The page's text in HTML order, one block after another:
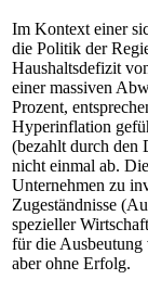
Im Kontext einer
die Politik der
Haushaltsdefizit
einer massiven
Prozent,
Hyperinflation
(bezahlt durch den
nicht einmal ab.
Unternehmen zu
Zugeständnisse
spezieller
für die
aber ohne Erfolg.